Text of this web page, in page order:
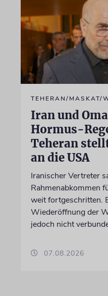
TEHERAN/MASKAT/
Iran und
Hormus-
Teheran
an die USA
Iranischer Vertreter
Rahmenabkommen
weit fortgeschritten.
Wiederöffnung der
jedoch nicht
07.08.2026